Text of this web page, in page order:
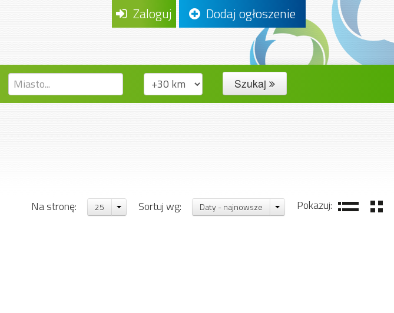
Zaloguj Dodaj ogłoszenie
Szukaj
Pokazuj:
Sortuj wg: Daty - najnowsze
Na stronę: 25